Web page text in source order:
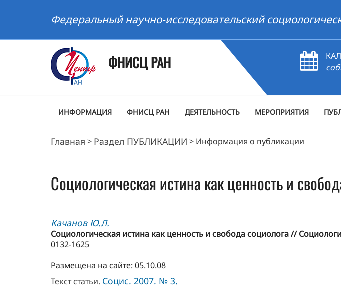
Федеральный научно-исследовательский
ФНИСЦ РАН
ИНФОРМАЦИЯ ФНИСЦ РАН ДЕЯТЕЛЬНОСТЬ МЕРОПРИЯТИЯ
Главная > Раздел ПУБЛИКАЦИИ > Информация о публикации
Социологическая истина как ценность и
Качанов Ю.Л.
Социологическая истина как ценность и свобода социолога //
0132-1625
Размещена на сайте: 05.10.08
Текст статьи. Социс. 2007. № 3.